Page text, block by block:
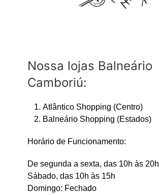
Nossa lojas Balneário
Camboriú:
Atlântico Shopping (Centro)
Balneário Shopping (Estados)
Horário de Funcionamento:
De segunda a sexta, das 10h às 20h
Sábado, das 10h às 15h
Domingo: Fechado